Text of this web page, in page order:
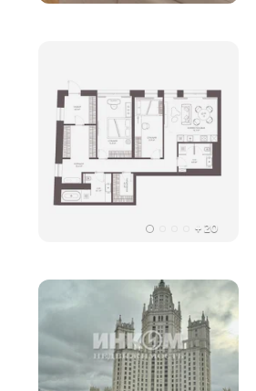
+ 20